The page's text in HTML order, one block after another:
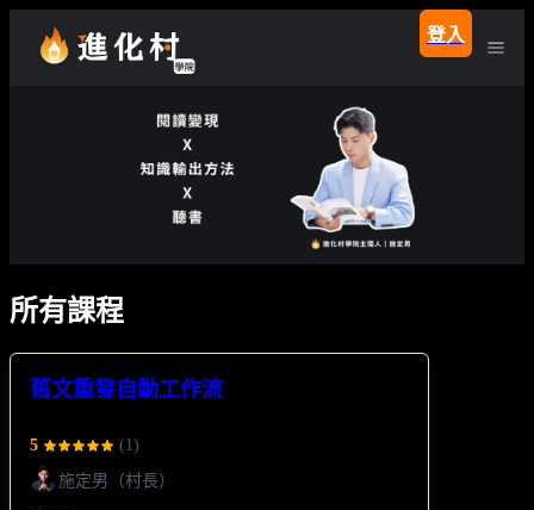
登入
所有課程
舊文重發自動工作流
5 (1 )
施定男（村長）